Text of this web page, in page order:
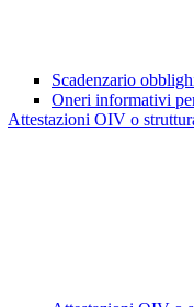
Scadenzario
Oneri informativi
Attestazioni OIV o